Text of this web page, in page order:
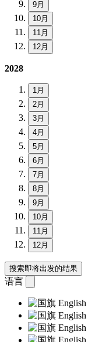
9月
10月
11月
12月
2028
1月
2月
3月
4月
5月
6月
7月
8月
9月
10月
11月
12月
搜索即将出发的结果
语言